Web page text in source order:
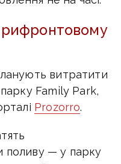
витратити
Family Park,
Prozorro.
поливу — у парку